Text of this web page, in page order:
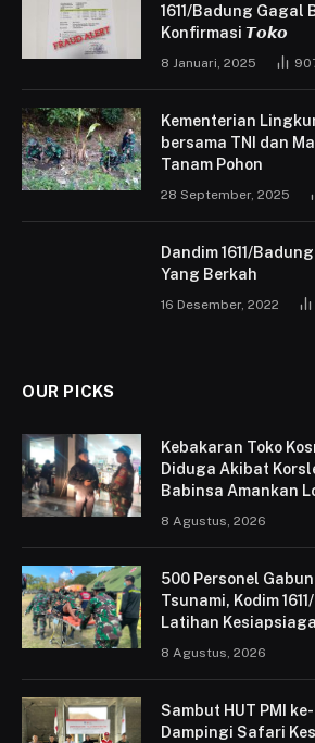
1611/Badung Gagal
Konfirmasi 𝙏𝙤𝙠𝙤
8 Januari, 2025
Kementerian
bersama TNI dan
Tanam Pohon
28 September, 2025
Dandim 1611/
Yang Berkah
16 Desember, 2022
OUR PICKS
Kebakaran Toko
Diduga Akibat
Babinsa Amankan
8 Agustus, 2026
500 Personel
Tsunami, Kodim
Latihan
8 Agustus, 2026
Sambut HUT PMI
Dampingi Safari